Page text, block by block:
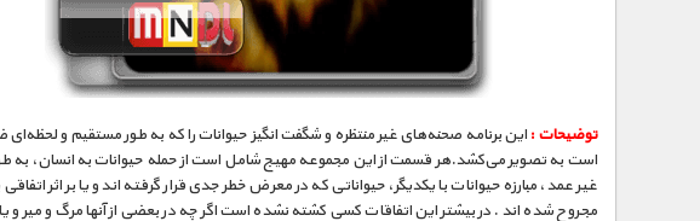
توضیحات :این برنامه صحنه‌های غیر منتظره و شگفت انگیز حیوانات را که به طور مستقیم و
است به تصویر می‌کشد.هر قسمت از این مجموعه مهیج شامل است از حمله حیوانات به انسان، به
غیر عمد، مبارزه حیوانات با یکدیگر، حیواناتی که در معرض خطر جدی قرار گرفته اند و یا بر اثر
مجروح شده اند . در بیشتر این اتفاقات کسی‌ کشته نشده است اگر چه در بعضی‌ از آنها مرگ و میر و